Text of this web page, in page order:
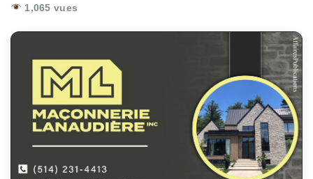
1,065 vues